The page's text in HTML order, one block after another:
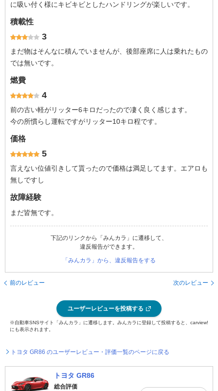
に吸い付く様にキビキビとしたハンドリングが楽しいです。
積載性
3
まだ物はそんなに積んでいませんが、後部座席に人は乗れたもの
では無いです。
燃費
4
前の古い軽がリッター6キロだったので凄く良く感じます。
今の所慣らし運転ですがリッター10キロ程です。
価格
5
言えない位値引きして貰ったので価格は満足してます。エアロも
無しですし
故障経験
まだ皆無です。
下記のリンクから「みんカラ」に遷移して、
違反報告ができます。
「みんカラ」から、違反報告をする
前のレビュー 次のレビュー
ユーザーレビューを投稿する
※自動車SNSサイト「みんカラ」に遷移します。みんカラに登録して投稿すると、carview!
にも表示されます。
トヨタ GR86 のユーザーレビュー・評価一覧のページに戻る
トヨタ GR86
総合評価